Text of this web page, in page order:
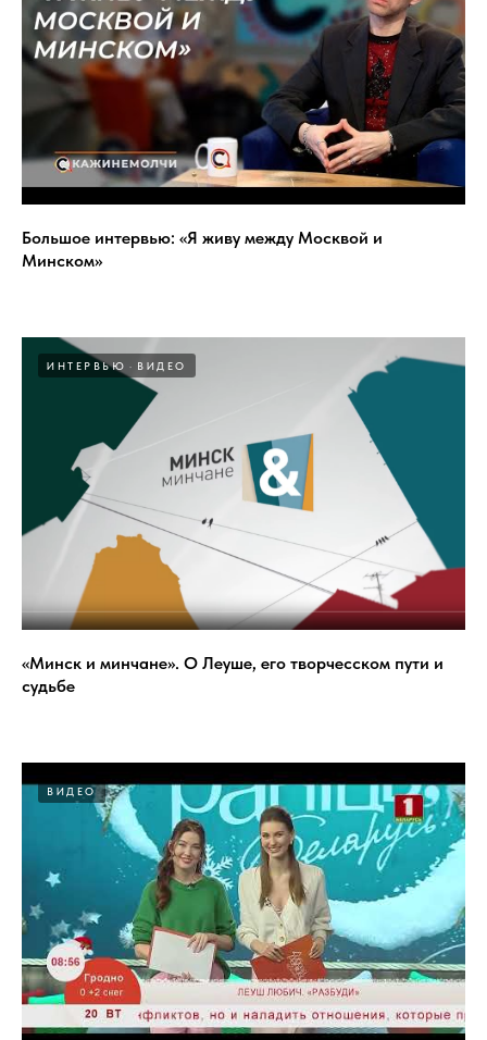
Большое интервью: «Я живу между Москвой и
Минском»
ИНТЕРВЬЮ ВИДЕО
«Минск и минчане». О Леуше, его творчесском пути и
судьбе
ВИДЕО